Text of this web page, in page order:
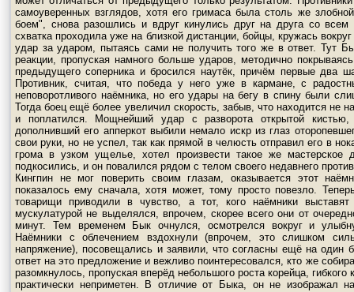
самоуверенных взглядов, хотя его гримаса была столь же
боем", снова разошлись и вдруг кинулись друг на друга со
схватка проходила уже на близкой дистанции, бойцы, кружась
удар за ударом, пытаясь сами не получить того же в ответ. Тут
реакции, пропуская намного больше ударов, методично
предыдущего соперника и бросился наутёк, причём первые два
Противник, считая, что победа у него уже в кармане, с
неповоротливого наёмника, но его удары на бегу в спину были
Тогда боец ещё более увеличил скорость, забыв, что находится не
и поплатился. Мощнейший удар с разворота открытой
дополнивший его апперкот выбили немало искр из глаз
свои руки, но не успел, так как прямой в челюсть отправил его в
грома в узком ущелье, хотел произвести такое же
подкосились, и он повалился рядом с телом своего недавнего
Кингпин не мог поверить своим глазам, оказывается этот
показалось ему сначала, хотя может, тому просто повезло.
товарищи приводили в чувство, а тот, кого наёмники
мускулатурой не выделялся, впрочем, скорее всего они от
минут. Тем временем Бык очнулся, осмотрелся вокруг и
Наёмники с облечением вздохнули (впрочем, это слишком
напряжение), посовещались и заявили, что согласны ещё на один
ответ на это предложение и вежливо поинтересовался, кто же
разомкнулось, пропуская вперёд небольшого роста корейца,
практически неприметен. В отличие от Быка, он не изображал